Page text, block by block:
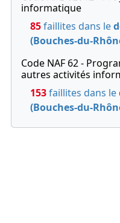
informatique
85faillites dans le
(Bouches-du-
Code NAF 62 -
autres activités
153faillites dans le
(Bouches-du-